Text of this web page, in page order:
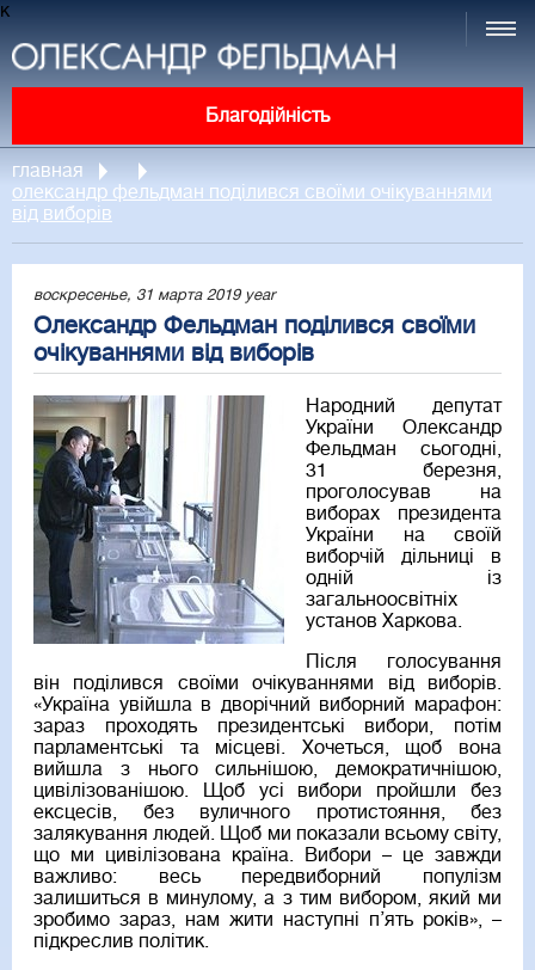
к
Благодійність
главная
олександр фельдман поділився своїми очікуваннями
від виборів
воскресенье, 31 марта 2019 year
Олександр Фельдман поділився своїми
очікуваннями від виборів
Народний депутат
України Олександр
Фельдман сьогодні,
31 березня,
проголосував на
виборах президента
України на своїй
виборчій дільниці в
одній із
загальноосвітніх
установ Харкова.
Після голосування
він поділився своїми очікуваннями від виборів.
«Україна увійшла в дворічний виборний марафон:
зараз проходять президентські вибори, потім
парламентські та місцеві. Хочеться, щоб вона
вийшла з нього сильнішою, демократичнішою,
цивілізованішою. Щоб усі вибори пройшли без
ексцесів, без вуличного протистояння, без
залякування людей. Щоб ми показали всьому світу,
що ми цивілізована країна. Вибори – це завжди
важливо: весь передвиборний популізм
залишиться в минулому, а з тим вибором, який ми
зробимо зараз, нам жити наступні п’ять років», –
підкреслив політик.